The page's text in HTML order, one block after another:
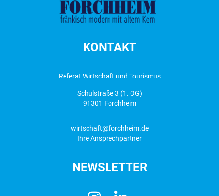
KONTAKT
Referat Wirtschaft und Tourismus
Schulstraße 3 (1. OG)
91301 Forchheim
wirtschaft@forchheim.de
Ihre Ansprechpartner
NEWSLETTER